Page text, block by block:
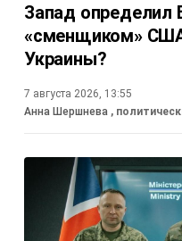
Запад определил
«сменщиком»
Украины?
7 августа 2026, 13:55
Анна Шершнева ,